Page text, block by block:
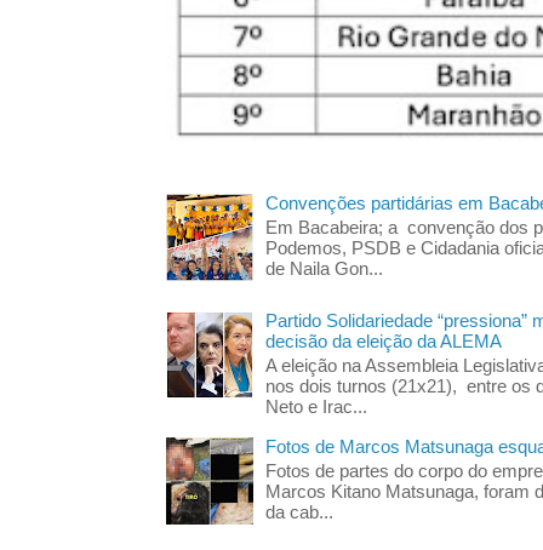
Convenções partidárias em
Em Bacabeira; a convenção dos
Podemos, PSDB e Cidadania
de Naila Gon...
Partido Solidariedade “pressiona”
decisão da eleição da ALEMA
A eleição na Assembleia
nos dois turnos (21x21), entre os
Neto e Irac...
Fotos de Marcos Matsunaga
Fotos de partes do corpo do
Marcos Kitano Matsunaga, foram
da cab...